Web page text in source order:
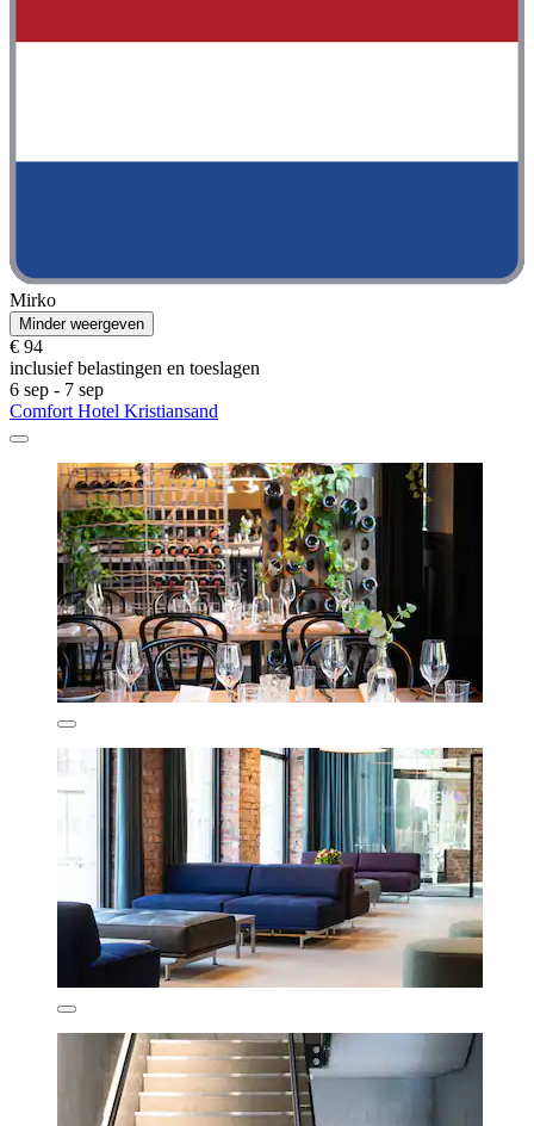
Mirko
Minder weergeven
€ 94
inclusief belastingen en toeslagen
6 sep - 7 sep
Comfort Hotel Kristiansand